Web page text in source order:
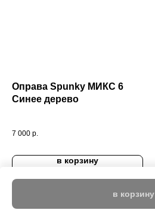
в корзину
Оправа Spunky МИКС 6
Синее дерево
7 000 р.
в корзину